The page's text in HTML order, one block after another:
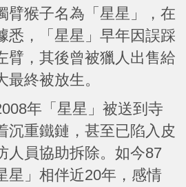
臂猴子名為「星星」，在
悉，「星星」早年因誤踩
臂，其後曾被獵人出售給
終被放生。
年「星星」被送到寺
沉重鐵鏈，甚至已陷入皮
人員協助拆除。如今87
星」相伴近20年，感情